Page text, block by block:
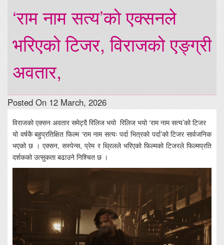
‘राम नाम सत्य’को एक्सनले
भरिएको टिजर, विराजको एङ्ग्री
अवतार,
Posted On 12 March, 2026
विराजको एक्सन अवतार समेट्दै रिलिज भयो रिलिज भयो ‘राम नाम सत्य’को टिजर
यो वर्षकै बहुप्रतिक्षित फिल्म ‘राम नाम सत्यः पर्दा भित्रको पर्दा’को टिजर सार्वजनिक
भएको छ । एक्सन, सस्पेन्स, प्रेम र थ्रिलले भरिएको फिल्मको टिजरले फिल्मप्रति
दर्शकको उत्सुकता बढाउने निश्चित छ ।